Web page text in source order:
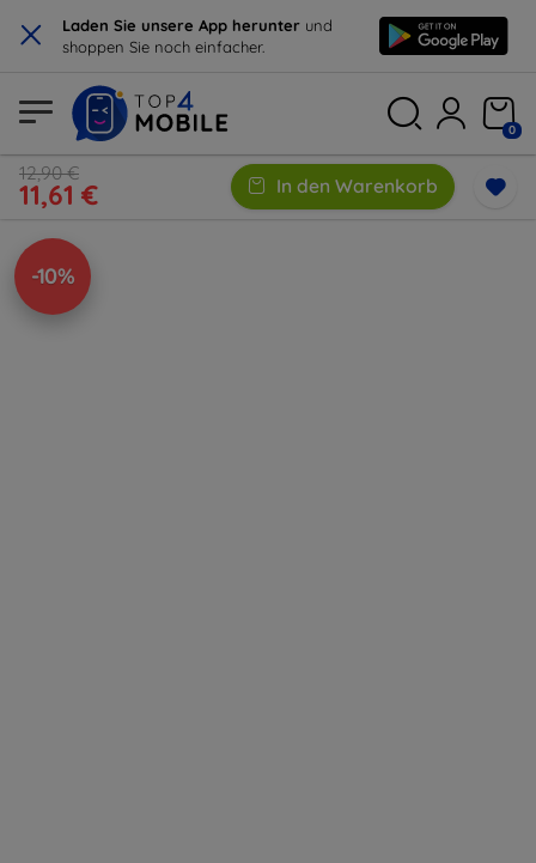
× Laden Sie unsere App herunter und
shoppen Sie noch einfacher.
0
12,90 €
11,61 € In den Warenkorb
-10%